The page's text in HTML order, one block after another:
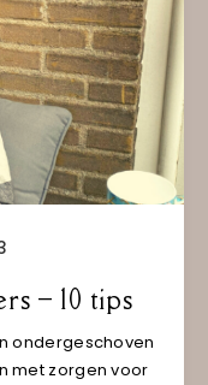
– 10 tips
ondergeschoven
met zorgen voor